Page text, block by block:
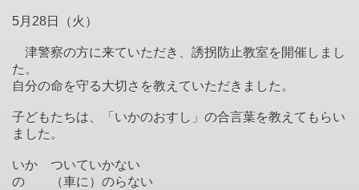
5月28日（火）
津警察の方に来ていただき、誘拐防止教室を開催しまし
た。
自分の命を守る大切さを教えていただきました。
子どもたちは、「いかのおすし」の合言葉を教えてもらい
ました。
いか ついていかない
の （車に）のらない